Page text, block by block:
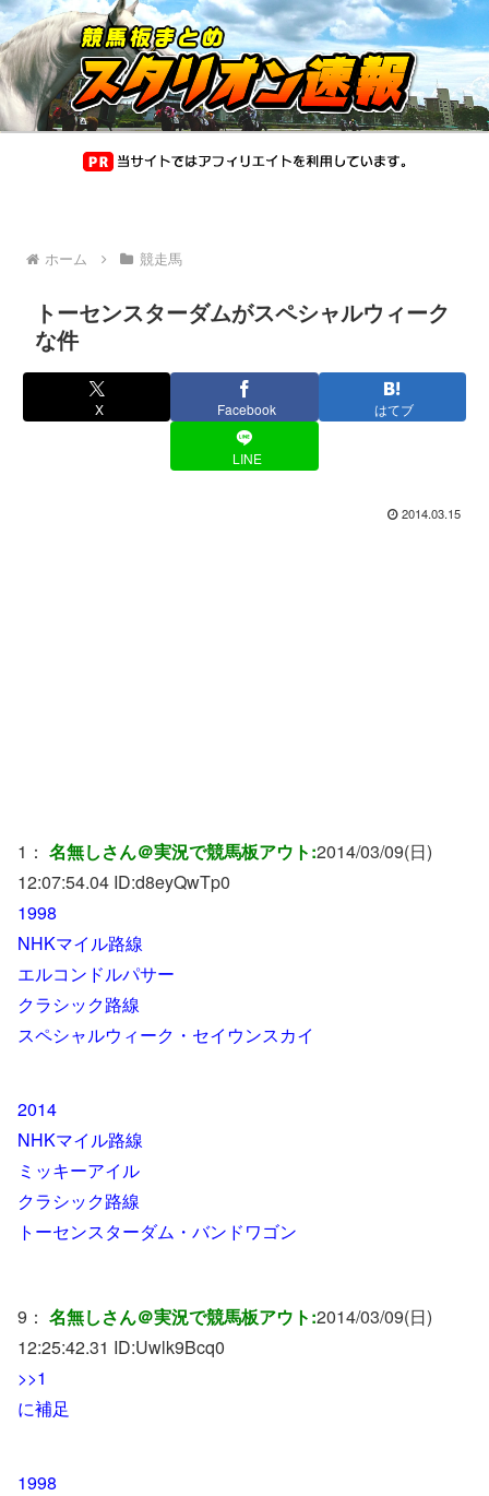
ホーム 競走馬
トーセンスターダムがスペシャルウィーク
な件
X Facebook はてブ
LINE
2014.03.15
1： 名無しさん＠実況で競馬板アウト:2014/03/09(日)
12:07:54.04 ID:d8eyQwTp0
1998
NHKマイル路線
エルコンドルパサー
クラシック路線
スペシャルウィーク・セイウンスカイ
2014
NHKマイル路線
ミッキーアイル
クラシック路線
トーセンスターダム・バンドワゴン
9： 名無しさん＠実況で競馬板アウト:2014/03/09(日)
12:25:42.31 ID:Uwlk9Bcq0
>>1
に補足
1998